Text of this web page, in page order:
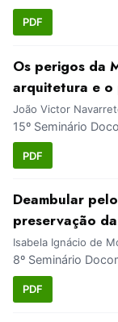
PDF
Os perigos da
arquitetura e o
João Victor
15º Seminário
PDF
Deambular
preservação
Isabela Ignácio de
8º Seminário
PDF